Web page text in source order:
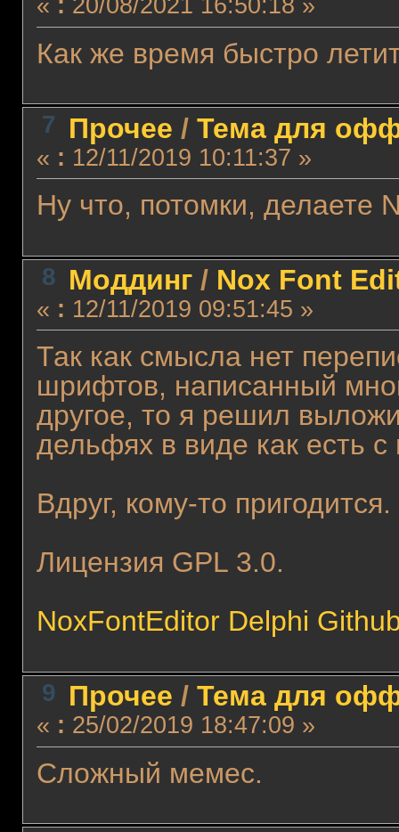
« : 20/08/2021 16:50:18 »
Как же время быстро
7 Прочее / Тема для
« : 12/11/2019 10:11:37 »
Ну что, потомки, делаете
8 Моддинг/ Nox Font
« : 12/11/2019 09:51:45 »
Так как смысла нет
шрифтов, написанный
другое, то я решил
дельфях в виде как есть
Вдруг, кому-то
Лицензия GPL 3.0.
NoxFontEditor Delphi
9 Прочее / Тема для
« : 25/02/2019 18:47:09 »
Сложный мемес.